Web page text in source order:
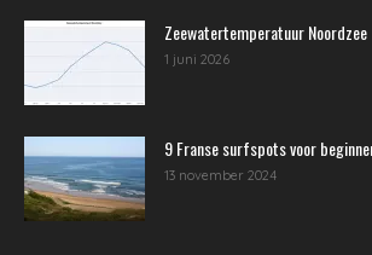
Zeewatertemperatuur Noordzee
1 juni 2026
9 Franse surfspots voor
13 november 2024